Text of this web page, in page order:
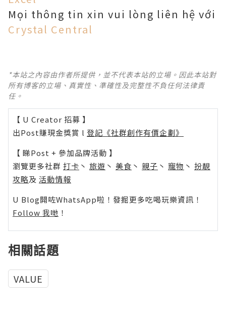
Mọi thông tin xin vui lòng liên hệ với
Crystal Central
*本站之內容由作者所提供，並不代表本站的立場。因此本站對
所有博客的立場、真實性、準確性及完整性不負任何法律責
任。
【 U Creator 招募 】
出Post賺現金獎賞 l 登記《社群創作有價企劃》
【 睇Post + 參加品牌活動 】
瀏覽更多社群 打卡 丶 旅遊 丶 美食 丶 親子 丶 寵物 丶 扮靚
攻略及 活動情報
U Blog開咗WhatsApp啦！發掘更多吃喝玩樂資訊！
Follow 我哋 ！
相關話題
VALUE